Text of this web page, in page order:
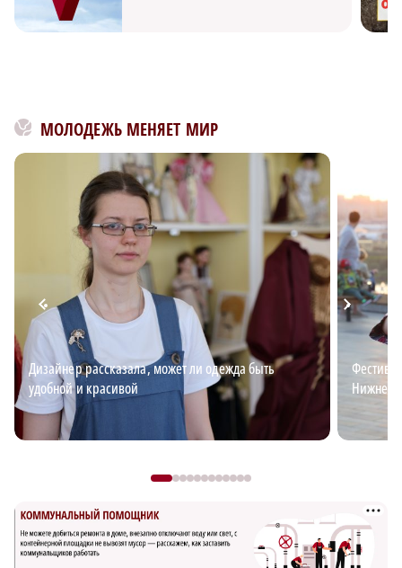
МОЛОДЕЖЬ МЕНЯЕТ МИР
Дизайнер рассказала, может ли одежда быть
удобной и красивой